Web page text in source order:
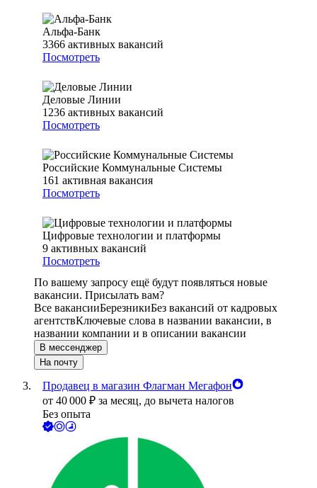
Альфа-Банк
3366 активных вакансий
Посмотреть
Деловые Линии
1236 активных вакансий
Посмотреть
Российские Коммунальные Системы
161 активная вакансия
Посмотреть
Цифровые технологии и платформы
9 активных вакансий
Посмотреть
По вашему запросу ещё будут появляться новые
вакансии. Присылать вам?
Все вакансииБерезникиБез вакансий от кадровых
агентствКлючевые слова в названии вакансии, в
названии компании и в описании вакансии
В мессенджер
На почту
Продавец в магазин Флагман Мегафон
от 40 000 ₽ за месяц, до вычета налогов
Без опыта